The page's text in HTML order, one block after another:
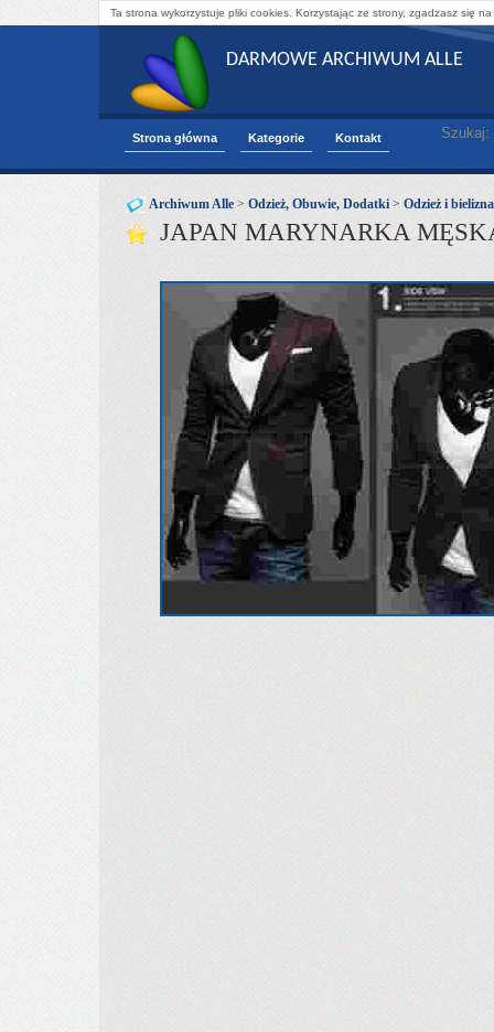
Ta strona wykorzystuje pliki cookies. Korzystając ze strony, zgadzasz się
DARMOWE ARCHIWUM ALLE
Strona główna Kategorie Kontakt Szukaj:
Archiwum Alle > Odzież, Obuwie, Dodatki > Odzież i
JAPAN MARYNARKA